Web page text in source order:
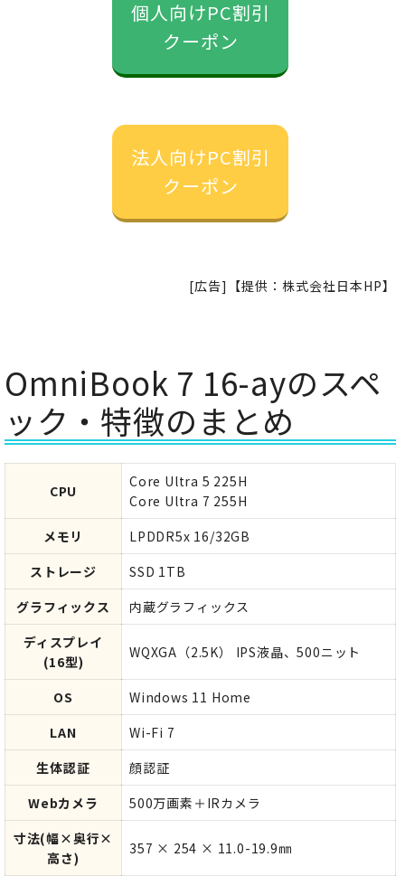
個人向けPC割引
クーポン
法人向けPC割引
クーポン
[広告]【提供：株式会社日本HP】
OmniBook 7 16-ayのスペ
ック・特徴のまとめ
CPU
Core Ultra 5 225H
Core Ultra 7 255H
メモリ
LPDDR5x 16/32GB
ストレージ
SSD 1TB
グラフィックス
内蔵グラフィックス
ディスプレイ
(16型)
WQXGA（2.5K） IPS液晶、500ニット
OS
Windows 11 Home
LAN
Wi-Fi 7
生体認証
顔認証
Webカメラ
500万画素＋IRカメラ
寸法(幅×奥行×
高さ)
357 × 254 × 11.0-19.9㎜